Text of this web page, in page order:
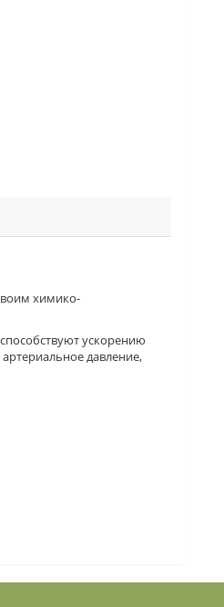
химико-
ускорению
давление,